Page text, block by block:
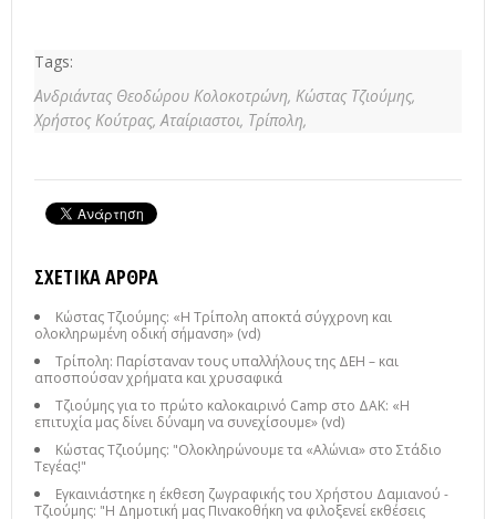
Tags:
Ανδριάντας Θεοδώρου Κολοκοτρώνη, Κώστας Τζιούμης,
Χρήστος Κούτρας, Αταίριαστοι, Τρίπολη,
ΣΧΕΤΙΚΆ ΆΡΘΡΑ
Κώστας Τζιούμης: «Η Τρίπολη αποκτά σύγχρονη και
ολοκληρωμένη οδική σήμανση» (vd)
Τρίπολη: Παρίσταναν τους υπαλλήλους της ΔΕΗ – και
αποσπούσαν χρήματα και χρυσαφικά
Τζιούμης για το πρώτο καλοκαιρινό Camp στο ΔΑΚ: «Η
επιτυχία μας δίνει δύναμη να συνεχίσουμε» (vd)
Κώστας Τζιούμης: "Ολοκληρώνουμε τα «Αλώνια» στο Στάδιο
Τεγέας!"
Εγκαινιάστηκε η έκθεση ζωγραφικής του Χρήστου Δαμιανού -
Τζιούμης: "H Δημοτική μας Πινακοθήκη να φιλοξενεί εκθέσεις